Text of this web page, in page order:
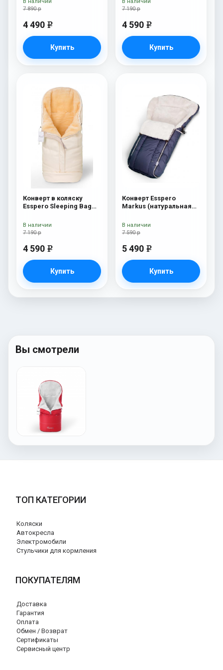
7 890 р
4 490 e
Купить
7 190 р
4 590 e
Купить
Конверт в коляску
Esspero Sleeping Bag
шерсть) Beige
7 190 р
4 590 e
Купить
В наличии
Конверт Esspero
Markus (натуральная
7 590 р
5 490 e
Купить
В наличии
Вы смотрели
ТОП КАТЕГОРИИ
Коляски
Автокресла
Электромобили
Стульчики для кормления
ПОКУПАТЕЛЯМ
Доставка
Гарантия
Оплата
Обмен / Возврат
Сертификаты
Сервисный центр